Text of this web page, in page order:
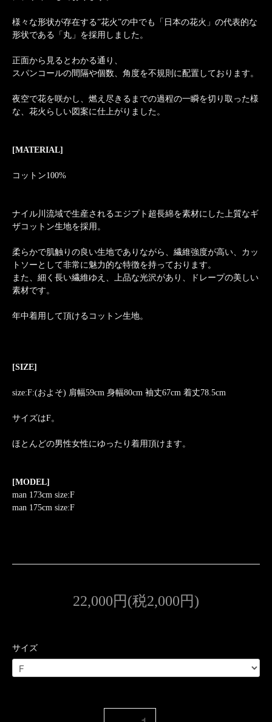
様々な形状が存在する”花火”の中でも「日本の花火」の代表的な
形状である「丸」を採用しました。
正面から見るとわかる通り、
スパンコールの間隔や個数、角度を不規則に配置しております。
夜空で花を咲かし、燃え尽きるまでの過程の一瞬を切り取った様
な、花火らしい図案に仕上がりました。
[MATERIAL]
コットン100%
ナイル川流域で生産されるエジプト超長綿を素材にした上質なギ
ザコットン生地を採用。
柔らかで肌触りの良い生地でありながら、繊維強度が高い、カッ
トソーとして非常に魅力的な特徴を持っております。
また、細く長い繊維ゆえ、上品な光沢があり、ドレープの美しい
素材です。
年中着用して頂けるコットン生地。
[SIZE]
size:F:(およそ) 肩幅59cm 身幅80cm 袖丈67cm 着丈78.5cm
サイズはF。
ほとんどの男性女性にゆったり着用頂けます。
[MODEL]
man 173cm size:F
man 175cm size:F
22,000円(税2,000円)
サイズ